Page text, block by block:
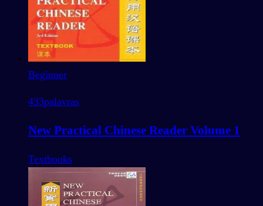
Beginner
433palavras
New Practical Chinese Reader Volume 1
Textbooks